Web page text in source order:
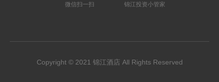
微信扫一扫 锦江投资小管家
Copyright © 2021 锦江酒店 All Rights Reserved